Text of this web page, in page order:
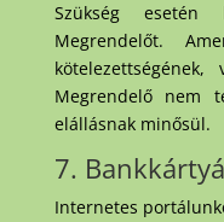
Szükség
Megrendelőt.
Megrendelő nem
elállásnak minősül.
7.
Internetes